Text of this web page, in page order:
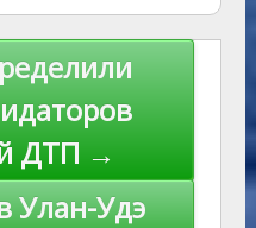
ДТП →
Улан-Удэ